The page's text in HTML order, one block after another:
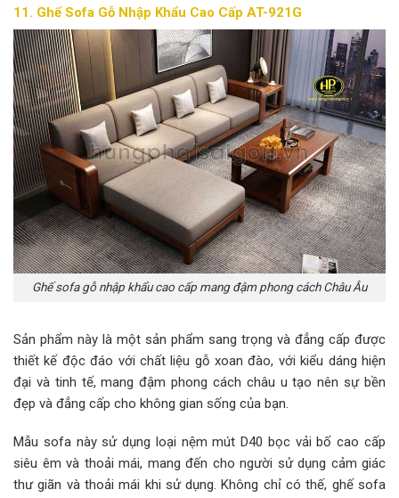
11. Ghế Sofa Gỗ Nhập Khẩu Cao Cấp AT-921G
Ghế sofa gỗ nhập khẩu cao cấp mang đậm phong cách Châu Âu
Sản phẩm này là một sản phẩm sang trọng và đẳng cấp được
thiết kế độc đáo với chất liệu gỗ xoan đào, với kiểu dáng hiện
đại và tinh tế, mang đậm phong cách châu u tạo nên sự bền
đẹp và đẳng cấp cho không gian sống của bạn.
Mẫu sofa này sử dụng loại nệm mút D40 bọc vải bố cao cấp
siêu êm và thoải mái, mang đến cho người sử dụng cảm giác
thư giãn và thoải mái khi sử dụng. Không chỉ có thế, ghế sofa